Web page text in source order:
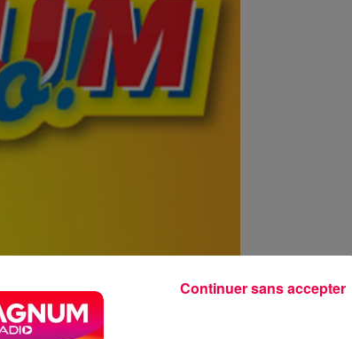
Continuer sans accepter